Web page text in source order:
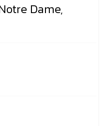
Dame,